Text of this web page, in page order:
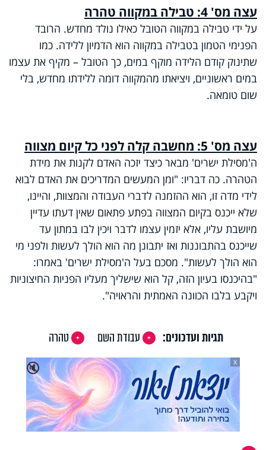
עצה מס' 4: טבילה במקווה טהרה
על ידי טבילה במקווה הטובל כאילו נולד מחדש. הרובד
הפנימי הטמון בטבילה במקווה הוא הדמיון ללידה. כמו
שתינוק קודם הלידה מוקף במים, כך הטובל – מקיף את עצמו
במים ראשוניים, ויציאתו מהמקווה דומה ללידתו מחדש, בלי
שום טומאה.
עצה מס' 5: מחשבה קלה לפני כל קיום מצווה
ה'מסילת ישרים' מבאר כיצד יזכה האדם לקנות את מידת
הטהרה. כה דבריו: "ומן המעשים המדריכים את האדם לבוא
לידי מדה זו, הוא ההזמנה לדברי העבודה והמצוות, והיינו,
שלא ייכנס בקיום המצווה בפתע פתאום שאין דעתו עדיין
מיושבת עליו, אלא יזמין עצמו לדבר ויכין לבו במתון עד
שייכנס בהתבוננות ואז יתבונן מה הוא הולך לעשות ולפני מי
הוא הולך לעשות". מסכם בעל ה'מסילת ישרים' באמרו:
"בהיכנסו בעיון הזה, קל הוא שישליך מעליו הפניות החיצוניות
ויקבע בלבו הכוונה האמתית והראויה".
תגיות ועדכונים: עבודת השם
טהרה
🔇
X